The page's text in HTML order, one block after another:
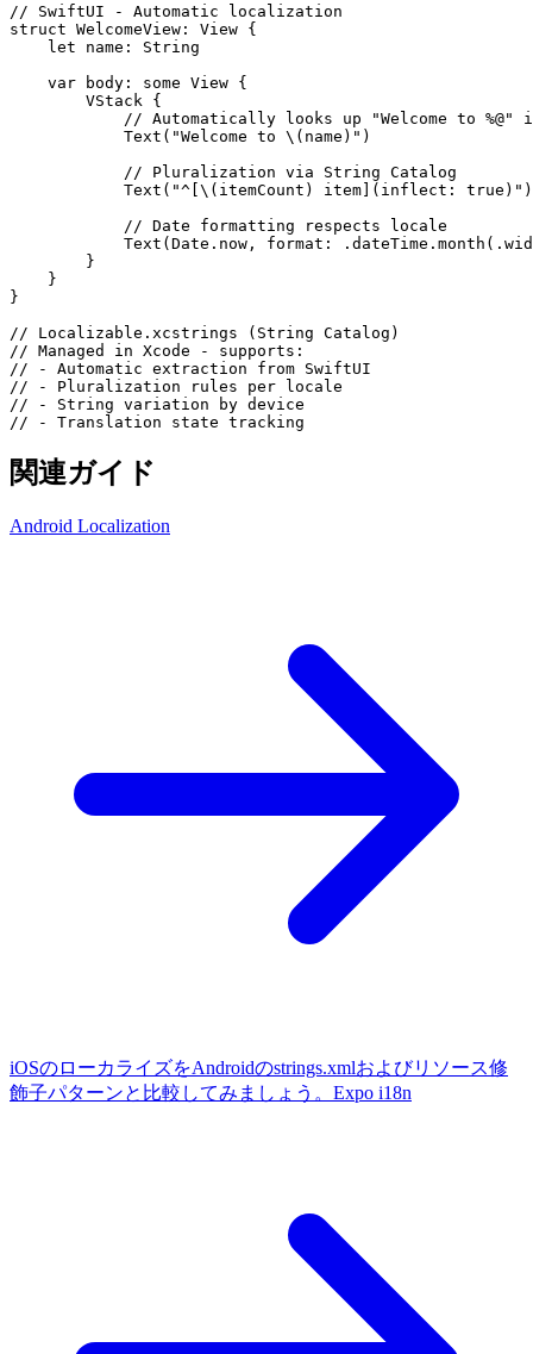
// SwiftUI - Automatic localization
struct WelcomeView : View {
let
name :
String
var
body : some View {
VStack
{
// Automatically looks up "Welcome to %@"
Text ( "Welcome to \(name)" )
// Pluralization via String Catalog
Text ( "^[\(itemCount) item](inflect: true)" )
// Date formatting respects locale
Text (Date . now , format : . dateTime . month ( .
}
}
}
// Localizable.xcstrings (String Catalog)
// Managed in Xcode - supports:
// - Automatic extraction from SwiftUI
// - Pluralization rules per locale
// - String variation by device
// - Translation state tracking
関連ガイド
Android Localization
iOSのローカライズをAndroidのstrings.xmlおよびリソース修
飾子パターンと比較してみましょう。 Expo i18n